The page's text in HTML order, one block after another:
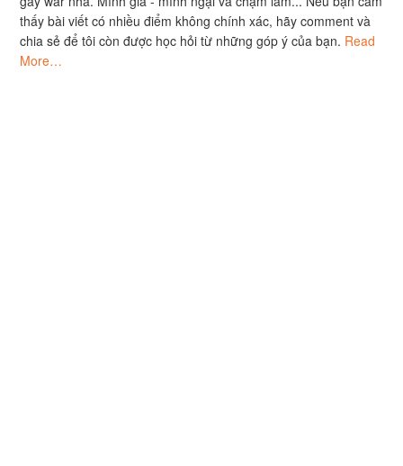
thấy bài viết có nhiều điểm không chính xác, hãy comment và
chia sẻ để tôi còn được học hỏi từ những góp ý của bạn. Read
More…